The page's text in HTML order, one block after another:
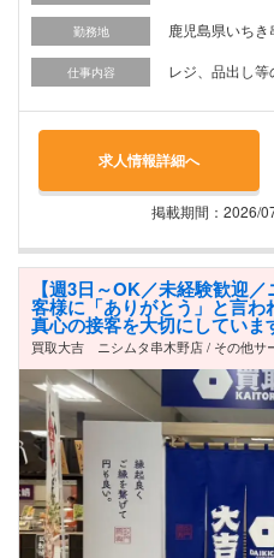
勤務地 鹿児島県いちき
仕事内容 レジ、品出し
求人情報詳細へ
掲載期間：2026/
【週3日～OK／未経験歓迎
客様に「ありがとう」と言
真心の接客を大切にしていま
買取大吉 ニシムタ串木野店 / その他サ